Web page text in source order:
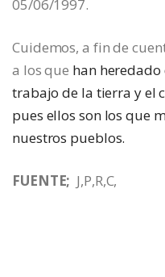
05/06/1997.
Cuidemos, a fin de
a los que han
trabajo de la tierra y el
pues ellos son los que
nuestros pueblos.
FUENTE; J,P,R,C,